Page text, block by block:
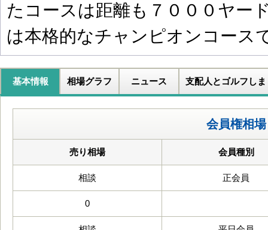
たコースは距離も７０００ヤー
は本格的なチャンピオンコース
基本情報 相場グラフ ニュース 支配人とゴルフしま
会員権相場
売り相場 会員種別
相談 正会員
0